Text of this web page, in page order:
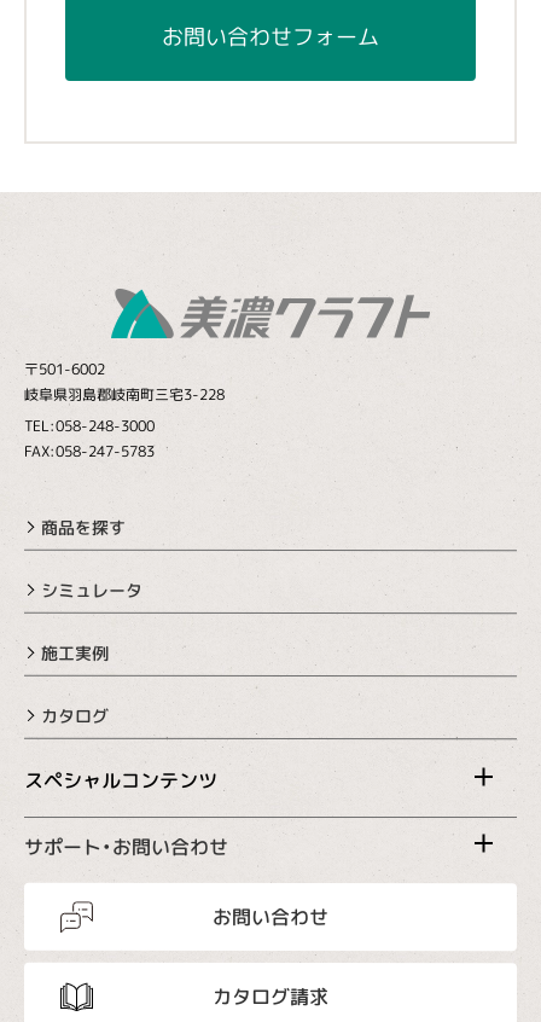
お問い合わせフォーム
〒501-6002
岐阜県羽島郡岐南町三宅3-228
TEL:058-248-3000
FAX:058-247-5783
商品を探す
シミュレータ
施工実例
カタログ
スペシャルコンテンツ
サポート・お問い合わせ
お問い合わせ
カタログ請求